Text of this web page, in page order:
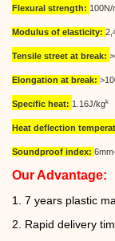
Flexural strength: 100N/
Modulus of elasticity:
Tensile street at break:
Elongation at break:
Specific heat: 1.16J/kgk
Heat deflection
Soundproof index:
Our Advantage:
1. 7 years plastic
2. Rapid delivery